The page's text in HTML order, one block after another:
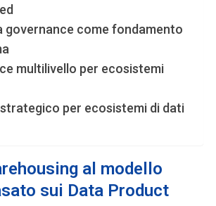
governance come fondamento
multilivello per ecosistemi
per ecosistemi di dati
al modello
sui Data Product